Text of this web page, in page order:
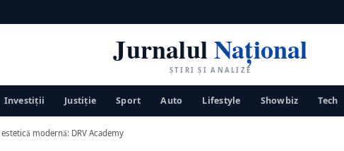
JurnalulNațional
ȘTIRI ȘI ANALIZE
Investiții Justiţie Sport Auto Lifestyle Showbiz Tech
modernă: DRV Academy